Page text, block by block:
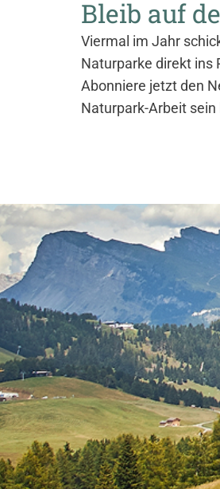
Bleib auf
Viermal im Jahr
Naturparke direkt ins
Abonniere jetzt den
Naturpark-Arbeit sein